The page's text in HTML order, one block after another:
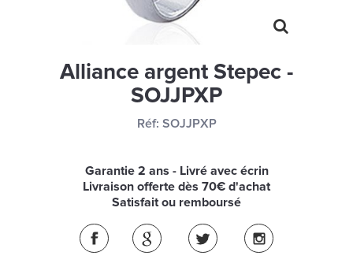
IDÉE CADEAUX
QUI SOMMES NOUS
BLOG
Alliance argent Stepec -
SOJJPXP
Réf: SOJJPXP
Garantie 2 ans - Livré avec écrin
Livraison offerte dès 70€ d'achat
Satisfait ou remboursé